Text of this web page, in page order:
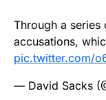
Through a series
accusations,
pic.twitter.com/
— David Sacks